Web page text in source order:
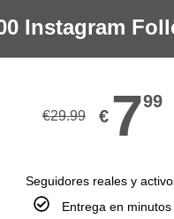
Instagram
€29.99 € 799
Seguidores reales y
Entrega en minutos